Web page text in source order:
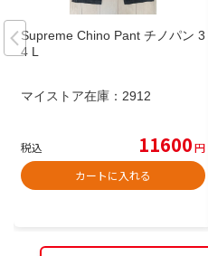
Supreme Chino Pant チノパン 3
4 L
マイストア在庫： 2912
税込 11600円
カートに入れる